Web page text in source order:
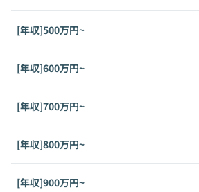
[年収]500万円~
[年収]600万円~
[年収]700万円~
[年収]800万円~
[年収]900万円~